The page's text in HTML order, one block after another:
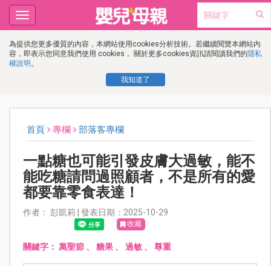
為提供您更多優質的內容，本網站使用cookies分析技術。若繼續閱覽本網站內
容，即表示您同意我們使用 cookies， 關於更多cookies資訊請閱讀我們的隱私
權說明 。
我知道了
Toggle
navigation
首頁 專欄 部落客專欄
一點糖也可能引發皮膚大過敏，能不
能吃糖請問過照顧者，不是所有的愛
都要靠零食表達！
作者： 彭凱莉 | 發表日期：2025-10-29
收藏
關鍵字： 萬聖節、 糖果、 過敏、 尊重